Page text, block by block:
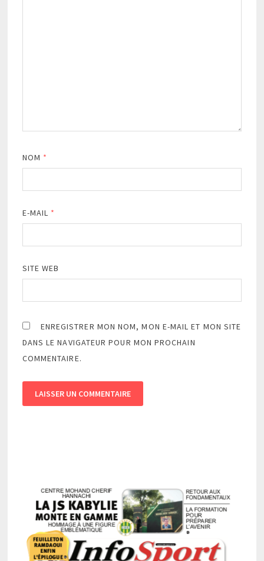
NOM *
E-MAIL *
SITE WEB
ENREGISTRER MON NOM, MON E-MAIL ET MON SITE
DANS LE NAVIGATEUR POUR MON PROCHAIN
COMMENTAIRE.